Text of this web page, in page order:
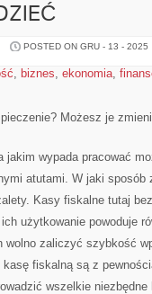
POSTED ON GRU - 13 - 2025
, biznes, ekonomia,
Możesz je
jakim wypada pracować
atutami. W jaki sposób
Kasy fiskalne tutaj
użytkowanie powoduje
wolno zaliczyć szybkość
fiskalną są z
wszelkie